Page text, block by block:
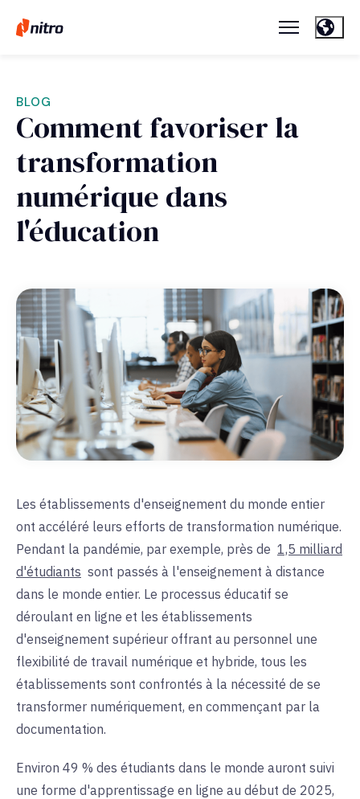
BLOG
Comment favoriser la
transformation
numérique dans
l'éducation
Les établissements d'enseignement du monde entier
ont accéléré leurs efforts de transformation numérique.
Pendant la pandémie, par exemple, près de 1,5 milliard
d'étudiants sont passés à l'enseignement à distance
dans le monde entier. Le processus éducatif se
déroulant en ligne et les établissements
d'enseignement supérieur offrant au personnel une
flexibilité de travail numérique et hybride, tous les
établissements sont confrontés à la nécessité de se
transformer numériquement, en commençant par la
documentation.
Environ 49 % des étudiants dans le monde auront suivi
une forme d'apprentissage en ligne au début de 2025,